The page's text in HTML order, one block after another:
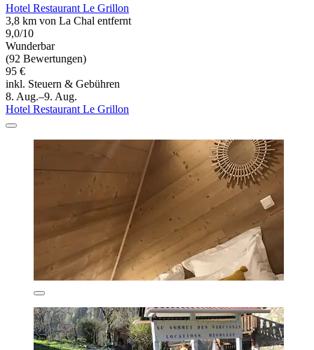
Hotel Restaurant Le Grillon
3,8 km von La Chal entfernt
9,0/10
Wunderbar
(92 Bewertungen)
95 €
inkl. Steuern & Gebühren
8. Aug.–9. Aug.
Hotel Restaurant Le Grillon